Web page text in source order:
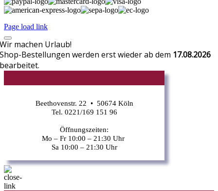
Page load link
Wir machen Urlaub!
Shop-Bestellungen werden erst wieder ab dem 17.08.2026
bearbeitet.
Beethovenstr. 22 • 50674 Köln
Tel. 0221/169 151 96
Öffnungszeiten:
Mo – Fr 10:00 – 21:30 Uhr
Sa 10:00 – 21:30 Uhr